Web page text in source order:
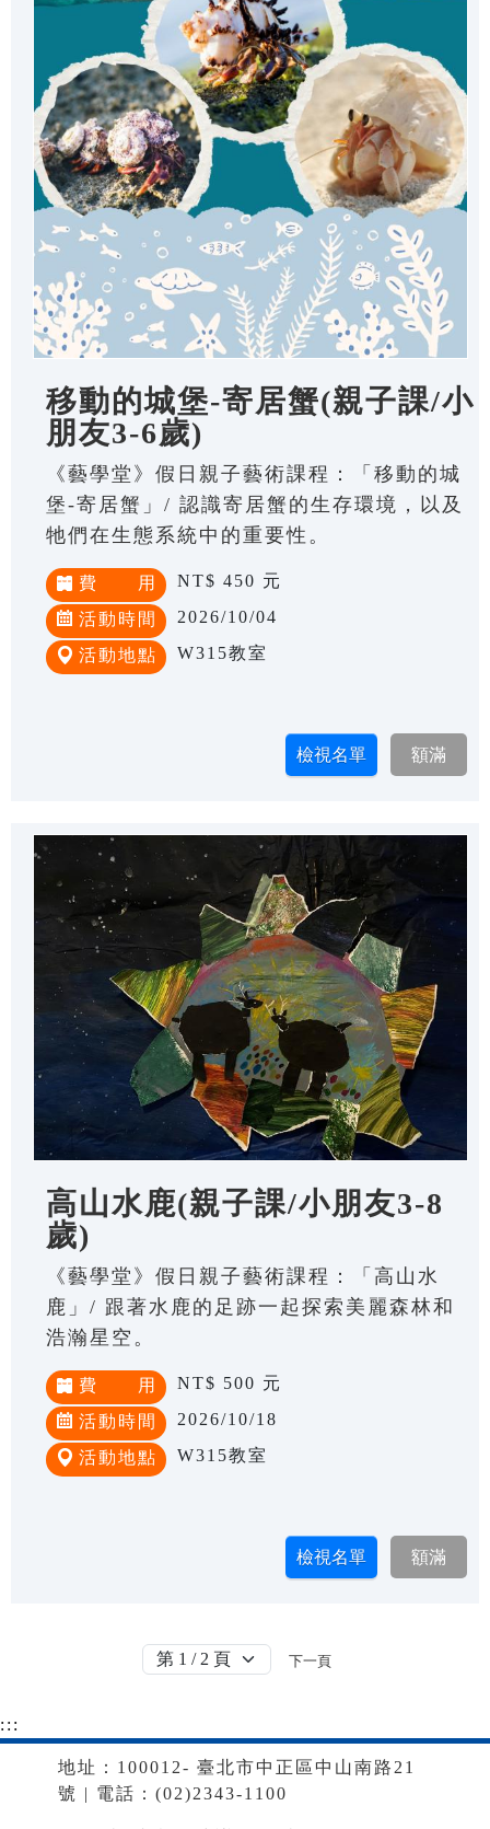
移動的城堡-寄居蟹(親子課/小
朋友3-6歲)
《藝學堂》假日親子藝術課程：「移動的城
堡-寄居蟹」/ 認識寄居蟹的生存環境，以及
牠們在生態系統中的重要性。
費 用 NT$ 450 元
活動時間 2026/10/04
活動地點 W315教室
高山水鹿(親子課/小朋友3-8
歲)
《藝學堂》假日親子藝術課程：「高山水
鹿」/ 跟著水鹿的足跡一起探索美麗森林和
浩瀚星空。
費 用 NT$ 500 元
活動時間 2026/10/18
活動地點 W315教室
下一頁
:::
地址：100012- 臺北市中正區中山南路21
號 | 電話：(02)2343-1100